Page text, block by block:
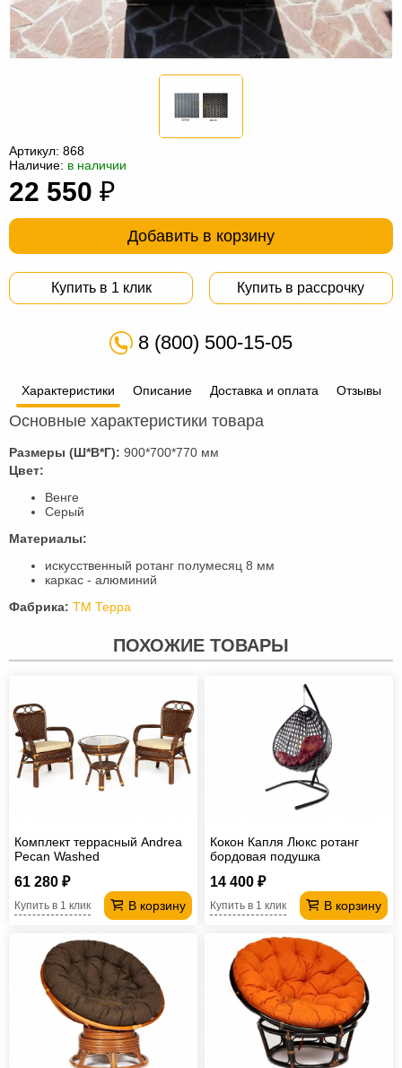
мебель
Столы
Кресла-
мешки
Мебель
из
Садовая
оборудование
Артикул: 868
Наличие: в наличии
22 550 ₽
Добавить в корзину
Купить в 1 клик Купить в рассрочку
8 (800) 500-15-05
Характеристики Описание Доставка и оплата Отзывы
Основные характеристики товара
Размеры (Ш*В*Г): 900*700*770 мм
Цвет:
Венге
Серый
Материалы:
искусственный ротанг полумесяц 8 мм
каркас - алюминий
Фабрика: ТМ Терра
ПОХОЖИЕ ТОВАРЫ
Комплект террасный Andrea
Pecan Washed
61 280 ₽
В корзину
Купить в 1 клик
Кокон Капля Люкс ротанг
бордовая подушка
14 400 ₽
В корзину
Купить в 1 клик